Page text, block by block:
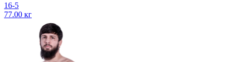
16-5
77.00 кг